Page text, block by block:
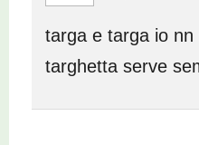
targa e targa io
targhetta serve